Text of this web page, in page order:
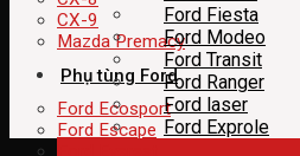
CX-9
Mazda Premacy
Phụ tùng Ford
Ford Ecosport
Ford Escape
Ford Fiesta
Ford Modeo
Ford Transit
Ford Ranger
Ford laser
Ford Exprole